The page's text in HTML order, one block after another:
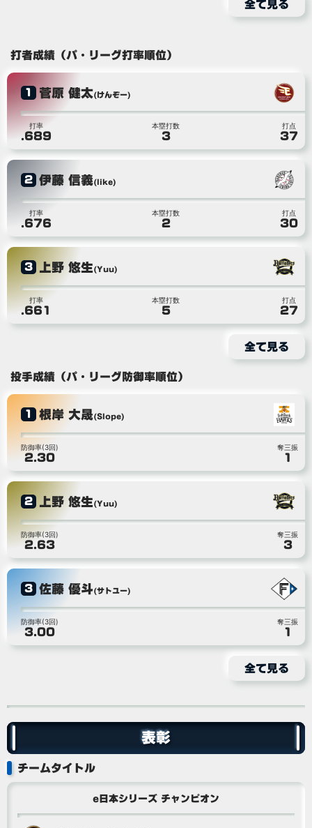
全て見る
打者成績（パ・リーグ打率順位）
1 菅原 健太(けんぞー)
打率
.689
本塁打数
3
打点
37
2 伊藤 信義(like)
打率
.676
本塁打数
2
打点
30
3 上野 悠生(Yuu)
打率
.661
本塁打数
5
打点
27
全て見る
投手成績（パ・リーグ防御率順位）
1 根岸 大晟(Slope)
防御率(3回)
2.30
奪三振
1
2 上野 悠生(Yuu)
防御率(3回)
2.63
奪三振
3
3 佐藤 優斗(サトユー)
防御率(3回)
3.00
奪三振
1
全て見る
表彰
チームタイトル
e日本シリーズ チャンピオン